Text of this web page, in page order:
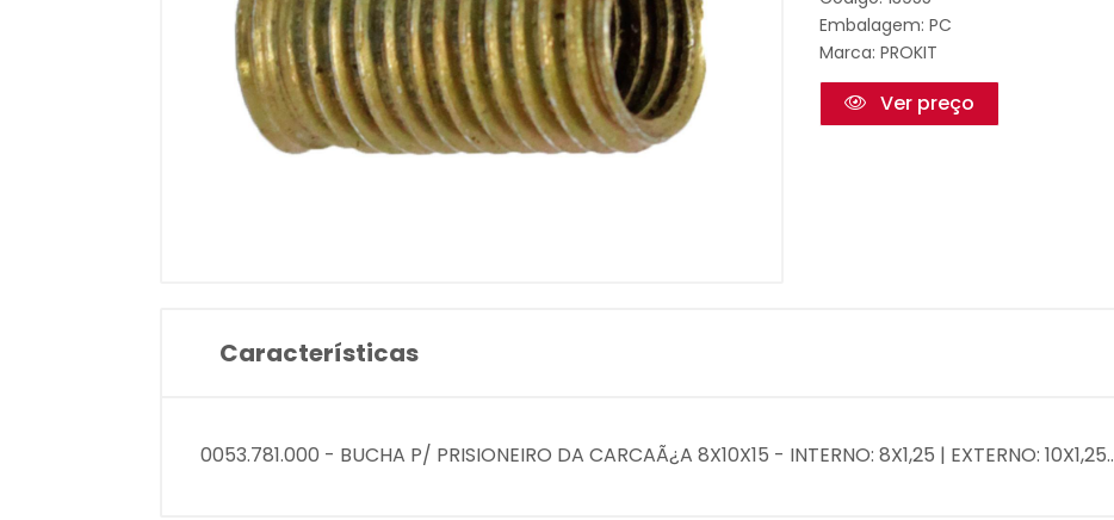
Embalagem: PC
Marca: PROKIT
Ver preço
Características
0053.781.000 - BUCHA P/ PRISIONEIRO DA CARCAÃ¿A 8X10X15 - INTERNO: 8X1,25 | EXTERNO: 10X1,25..